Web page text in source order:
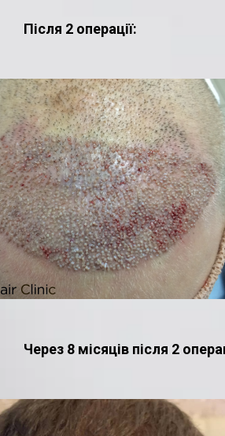
Після 2 операції:
Через 8 місяців після 2